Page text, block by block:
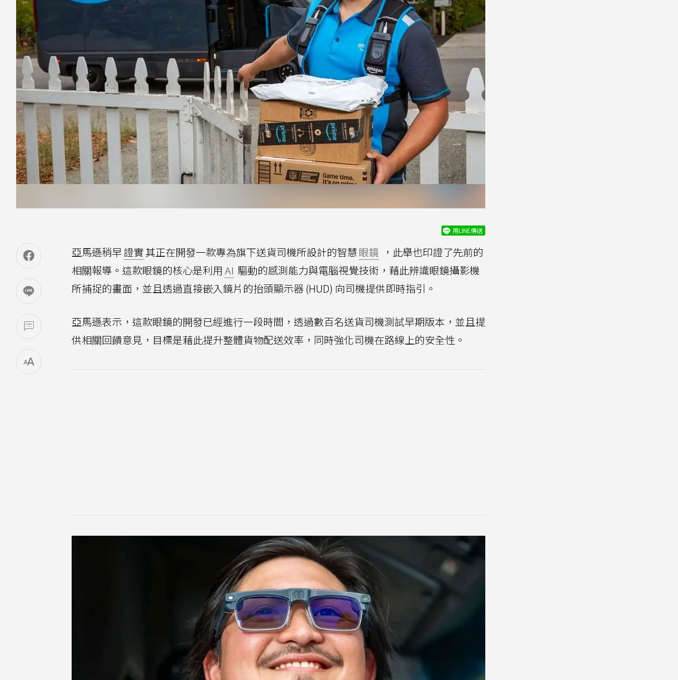
用LINE傳送
亞馬遜稍早證實其正在開發一款專為旗下送貨司機所設計的智慧眼鏡 ，此舉也印證了先前的
相關報導。這款眼鏡的核心是利用AI 驅動的感測能力與電腦視覺技術，藉此辨識眼鏡攝影機
所捕捉的畫面，並且透過直接嵌入鏡片的抬頭顯示器 (HUD) 向司機提供即時指引。
亞馬遜表示，這款眼鏡的開發已經進行一段時間，透過數百名送貨司機測試早期版本，並且提
供相關回饋意見，目標是藉此提升整體貨物配送效率，同時強化司機在路線上的安全性。